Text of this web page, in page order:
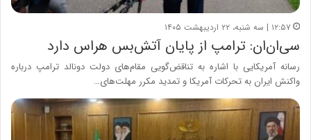
۱۲:۵۷ | سه شنبه، ۲۲ اردیبهشت ۱۴۰۵
سی‌ان‌ان: ترامپ از پایان آتش‌بس هراس دارد
رسانه آمریکایی با اشاره به تناقض‌گویی مقام‌های دولت دونالد ترامپ درباره
واکنش ایران به تحرکات آمریکا و تمدید مکرر مهلت‌های…